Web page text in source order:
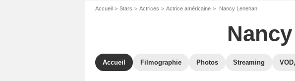
Accueil Stars Actrices Actrice américaine Nancy Lenehan
Accueil Filmographie Photos Streaming